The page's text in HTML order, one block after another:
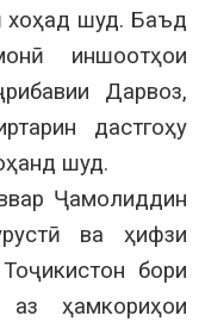
хоҳад шуд. Баъд
иншоотҳои
Дарвоз,
дастгоҳу
шуд.
Ҷамолиддин
ва ҳифзи
бори
аз ҳамкориҳои